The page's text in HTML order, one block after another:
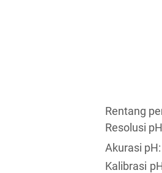
Rentang
Resolusi
Akurasi pH:
Kalibrasi